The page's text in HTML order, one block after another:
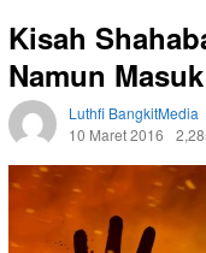
Kisah
Namun
Luthfi BangkitMedia
10 Maret 2016